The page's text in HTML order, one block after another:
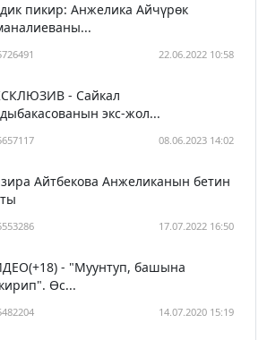
пикир: Анжелика Айчүрөк
22.06.2022 10:58
- Сайкал
экс-жол...
08.06.2023 14:02
Айтбекова Анжеликанын бетин
17.07.2022 16:50
- "Муунтуп, башына
Өс...
14.07.2020 15:19